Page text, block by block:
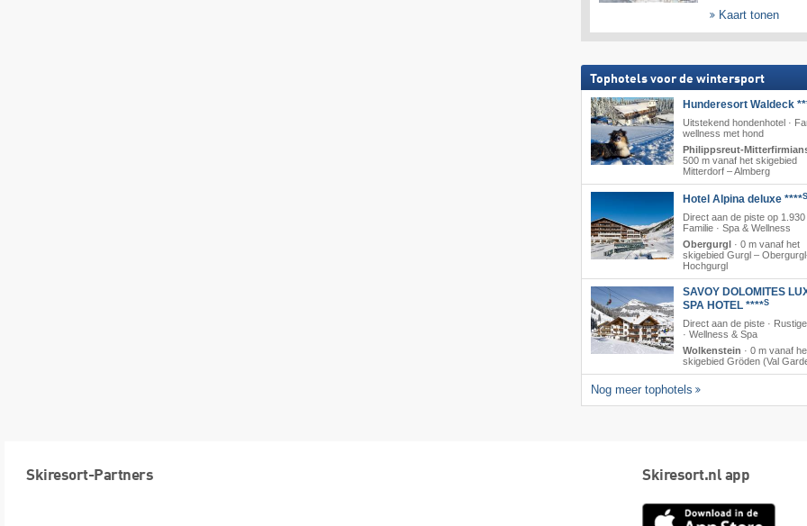
Kaart tonen
Tophotels voor de wintersport
Hunderesort Waldeck
Uitstekend hondenhotel ·
wellness met hond
Philippsreut-
500 m vanaf het skigebied
Mitterdorf – Almberg
Hotel Alpina deluxe ****S
Direct aan de piste op 1.930
Familie · Spa & Wellness
Obergurgl
· 0 m vanaf het
skigebied Gurgl –
Hochgurgl
SAVOY DOLOMITES
SPA HOTEL ****S
Direct aan de piste ·
· Wellness & Spa
Wolkenstein · 0 m vanaf
skigebied Gröden (Val
Nog meer tophotels
Skiresort-Partners Skiresort.nl app
App